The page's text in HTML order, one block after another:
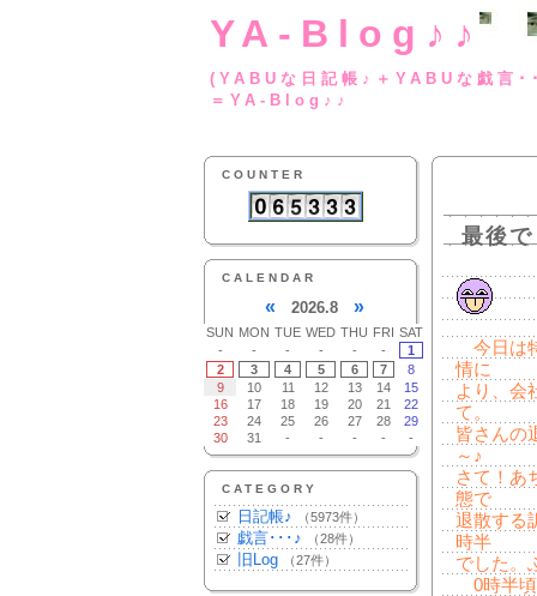
YA-Blog♪♪
(YABUな日記帳♪
＝YA-Blog♪♪
COUNTER
CALENDAR
« 2026.8 »
SUN MON TUE WED THU FRI SAT
-
- - - - -
1
2
3 4 5 6 7
8
9
10 11 12 13 14
15
16
17 18 19 20 21
22
23
24 25 26 27 28
29
30
31 - - - - -
CATEGORY
日記帳♪ （5973件）
戯言･･･♪ （28件）
旧Log （27件）
最後
今日は
情に
より、会
て。
皆さんの
～♪
さて！あ
態で
退散する
時半
でした。
0時半頃